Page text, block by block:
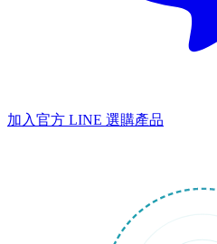
加入官方 LINE 選購產品